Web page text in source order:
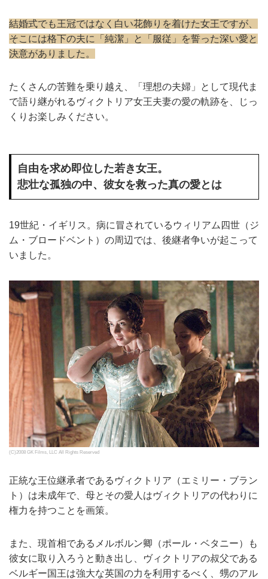
結婚式でも王冠ではなく白い花飾りを着けた女王ですが、
そこには格下の夫に「純潔」と「服従」を誓った深い愛と
決意がありました。
たくさんの苦難を乗り越え、「理想の夫婦」として現代ま
で語り継がれるヴィクトリア女王夫妻の愛の軌跡を、じっ
くりお楽しみください。
自由を求め即位した若き女王。
悲壮な孤独の中、彼女を救った真の愛とは
19世紀・イギリス。病に冒されているウィリアム四世（ジ
ム・ブロードベント）の周辺では、後継者争いが起こって
いました。
(C)2008 GK Films, LLC All Rights Reserved
正統な王位継承者であるヴィクトリア（エミリー・ブラン
ト）は未成年で、母とその愛人はヴィクトリアの代わりに
権力を持つことを画策。
また、現首相であるメルボルン卿（ポール・ベタニー）も
彼女に取り入ろうと動き出し、ヴィクトリアの叔父である
ベルギー国王は強大な英国の力を利用するべく、甥のアル